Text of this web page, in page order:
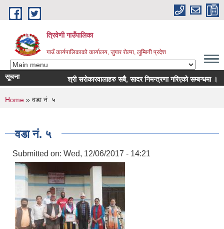
Skip to main content
त्रिवेणी गाउँपालिका
गाउँ कार्यपालिकाको कार्यालय, जुगार रोल्पा, लुम्बिनी प्रदेश
सूचना श्री सरोकारवालाहरु सबै, सादर निमन्त्रणा गरिएको सम्बन्धमा ।
You are here
Home » वडा नं. ५
वडा नं. ५
Submitted on: Wed, 12/06/2017 - 14:21